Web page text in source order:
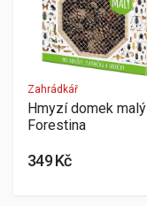
Zahrádkář
Hmyzí domek malý
Forestina
349 Kč